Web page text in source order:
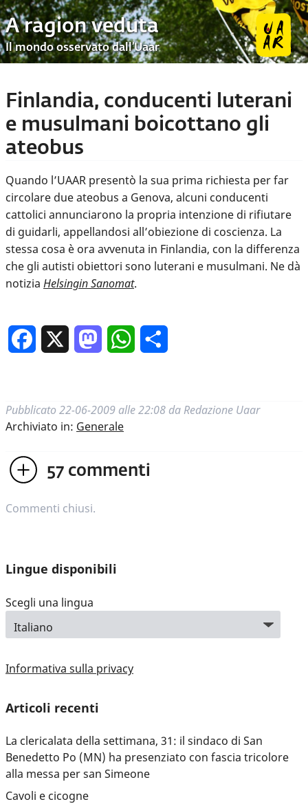
A ragion veduta
Il mondo osservato dall’Uaar
Finlandia, conducenti luterani
e musulmani boicottano gli
ateobus
Quando l’UAAR presentò la sua prima richiesta per far
circolare due ateobus a Genova, alcuni conducenti
cattolici annunciarono la propria intenzione di rifiutare
di guidarli, appellandosi all’obiezione di coscienza. La
stessa cosa è ora avvenuta in Finlandia, con la differenza
che gli autisti obiettori sono luterani e musulmani. Ne dà
notizia Helsingin Sanomat.
Facebook MastodonWhatsApp
Pubblicato 22-06-2009 alle 22:08 da Redazione Uaar
Archiviato in: Generale
57 commenti
Commenti chiusi.
Lingue disponibili
Scegli una lingua
Informativa sulla privacy
Articoli recenti
La clericalata della settimana, 31: il sindaco di San
Benedetto Po (MN) ha presenziato con fascia tricolore
alla messa per san Simeone
Cavoli e cicogne